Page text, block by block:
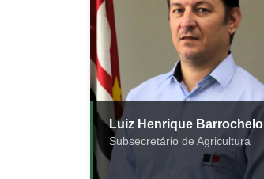
Luiz Henrique Barrochelo
Subsecretário de Agricultura